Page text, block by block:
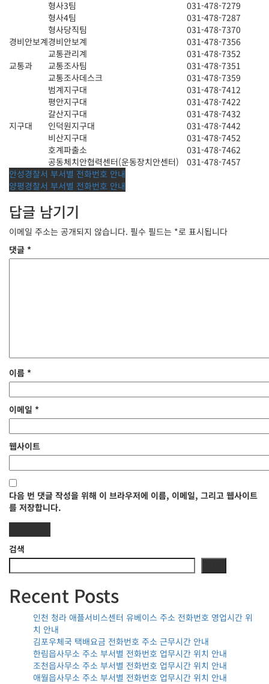
형사3팀
031-478-7279
형사4팀
031-478-7287
형사당직팀
031-478-7370
경비안보계경비안보계
031-478-7356
교통과
교통관리계
031-478-7352
교통조사팀
031-478-7351
교통조사데스크
031-478-7359
지구대
범계지구대
031-478-7412
평안지구대
031-478-7422
갈산지구대
031-478-7432
인덕원지구대
031-478-7442
비산지구대
031-478-7452
호계파출소
031-478-7462
공동체치안협력센터(운동장치안센터)
031-478-7457
글
탐
색
안성경찰서 부서별 전화번호 안내
양평경찰서 부서별 전화번호 안내
답글 남기기
이메일 주소는 공개되지 않습니다. 필수 필드는 *로 표시됩니다
댓글 *
이름 *
이메일 *
웹사이트
다음 번 댓글 작성을 위해 이 브라우저에 이름, 이메일, 그리고 웹사이트
를 저장합니다.
검색
Recent Posts
인천 청라 애플서비스센터 유베이스 주소 전화번호 영업시간 위
치 안내
김포우체국 택배요금 전화번호 주소 근무시간 안내
한림읍사무소 주소 부서별 전화번호 업무시간 위치 안내
조천읍사무소 주소 부서별 전화번호 업무시간 위치 안내
애월읍사무소 주소 부서별 전화번호 업무시간 위치 안내